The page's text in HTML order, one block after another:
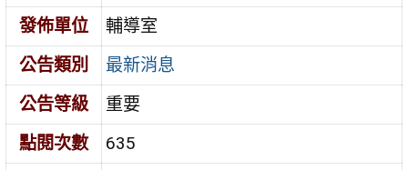
發佈單位
輔導室
公告類別
最新消息
公告等級
重要
點閱次數
635